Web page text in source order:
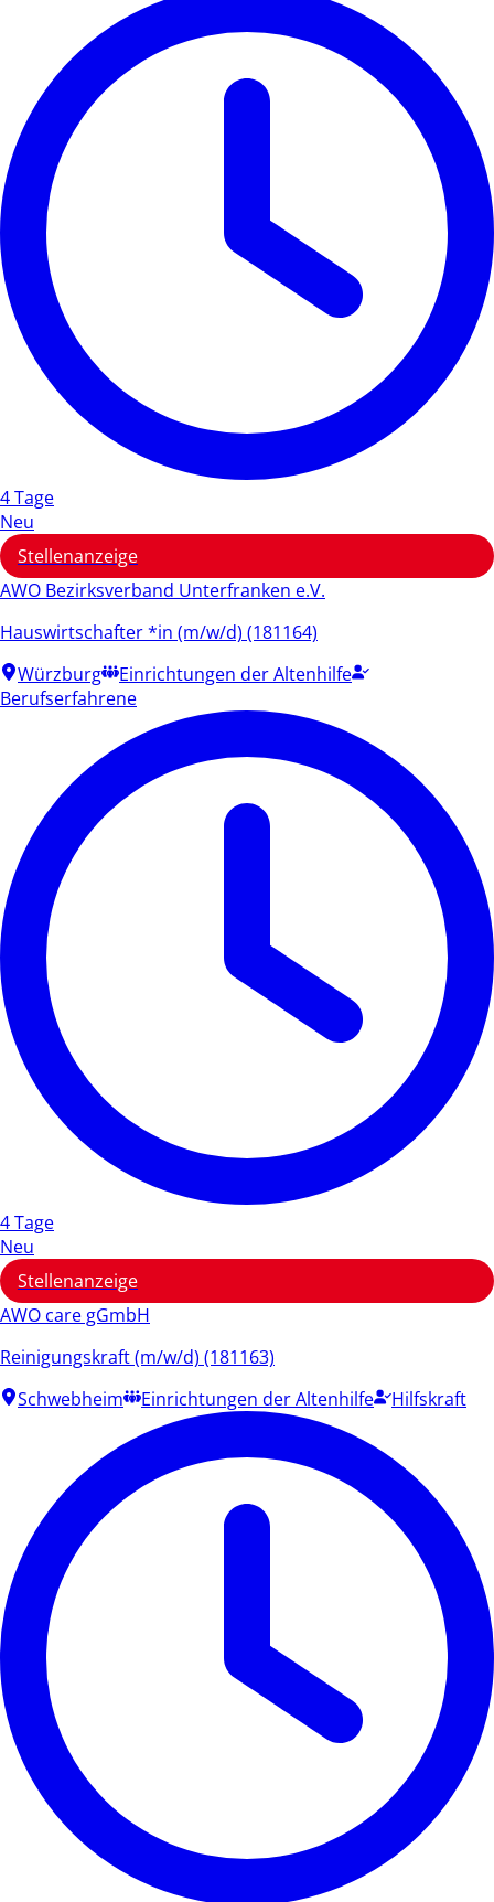
4 Tage
Neu
Stellenanzeige
AWO Bezirksverband Unterfranken e.V.
Hauswirtschafter *in (m/w/d) (181164)
Würzburg
Einrichtungen der Altenhilfe
Berufserfahrene
4 Tage
Neu
Stellenanzeige
AWO care gGmbH
Reinigungskraft (m/w/d) (181163)
Schwebheim
Einrichtungen der Altenhilfe Hilfskraft